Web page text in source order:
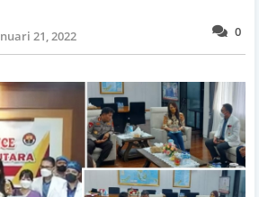
0
21, 2022